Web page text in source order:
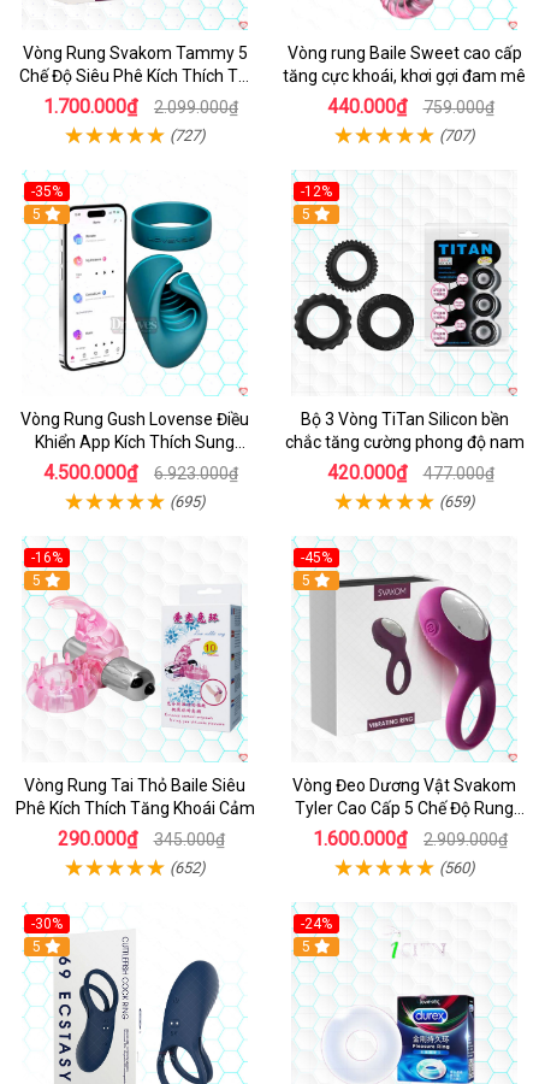
Vòng Rung Svakom Tammy 5
Chế Độ Siêu Phê Kích Thích Tối
Đa
1.700.000₫ 2.099.000₫
(727)
Vòng rung Baile Sweet cao cấp
tăng cực khoái, khơi gợi đam mê
440.000₫ 759.000₫
(707)
-35%
Hot
5
Vòng Rung Gush Lovense Điều
Khiển App Kích Thích Sung
Sướng
4.500.000₫ 6.923.000₫
(695)
-12%
5
Bộ 3 Vòng TiTan Silicon bền
chắc tăng cường phong độ nam
420.000₫ 477.000₫
(659)
-16%
Hot
5
Vòng Rung Tai Thỏ Baile Siêu
Phê Kích Thích Tăng Khoái Cảm
290.000₫ 345.000₫
(652)
-45%
5
Vòng Đeo Dương Vật Svakom
Tyler Cao Cấp 5 Chế Độ Rung
Mạnh Mẽ Kích Thích Điểm G
1.600.000₫ 2.909.000₫
(560)
-30%
Hot
5
-24%
5